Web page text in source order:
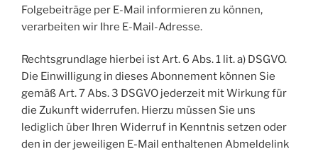
Folgebeiträge per E-Mail informieren zu können,
verarbeiten wir Ihre E-Mail-Adresse.
Rechtsgrundlage hierbei ist Art. 6 Abs. 1 lit. a) DSGVO.
Die Einwilligung in dieses Abonnement können Sie
gemäß Art. 7 Abs. 3 DSGVO jederzeit mit Wirkung für
die Zukunft widerrufen. Hierzu müssen Sie uns
lediglich über Ihren Widerruf in Kenntnis setzen oder
den in der jeweiligen E-Mail enthaltenen Abmeldelink